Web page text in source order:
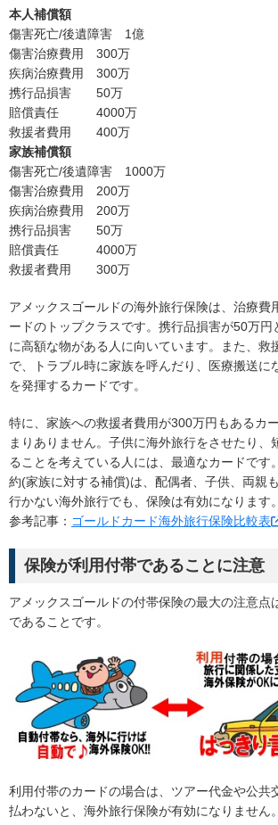
本人補償額
傷害死亡/後遺障害 1億
傷害治療費用 300万
疾病治療費用 300万
携行品損害 50万
賠償責任 4000万
救援者費用 400万
家族補償額
傷害死亡/後遺障害 1000万
傷害治療費用 200万
疾病治療費用 200万
携行品損害 50万
賠償責任 4000万
救援者費用 300万
アメックスゴールドの海外旅行保険は、治療費
ードのトップクラスです。携行品損害が50万円
に高額な物がある人に向いています。また、救
で、トラブル時に家族を呼んだり、医療搬送に
を発揮するカードです。
特に、家族への救援者費用が300万円もあるカ
まりありません。子供に海外旅行をさせたり、
ることを考えている人には、最適なカードです
約(家族に対する補償)は、配偶者、子供、両親
行かない海外旅行でも、保険は有効になります。
参考記事： ゴールドカード海外旅行保険比較表
保険が利用付帯であることに注意
アメックスゴールドの付帯保険の最大の注意点
であることです。
利用付帯のカードの場合は、ツアー代金や公共
払わないと、海外旅行保険が有効になりません。